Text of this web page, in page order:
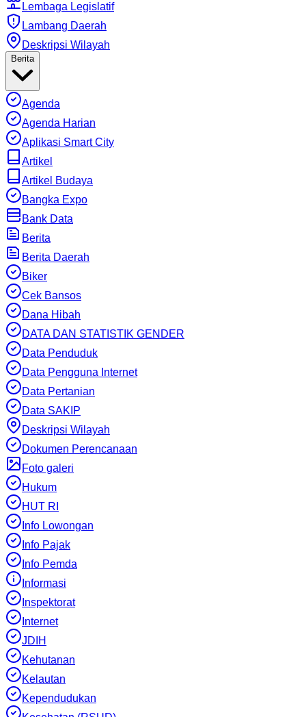
Lembaga Legislatif
Lambang Daerah
Deskripsi Wilayah
Berita
Agenda
Agenda Harian
Aplikasi Smart City
Artikel
Artikel Budaya
Bangka Expo
Bank Data
Berita
Berita Daerah
Biker
Cek Bansos
Dana Hibah
DATA DAN STATISTIK GENDER
Data Penduduk
Data Pengguna Internet
Data Pertanian
Data SAKIP
Deskripsi Wilayah
Dokumen Perencanaan
Foto galeri
Hukum
HUT RI
Info Lowongan
Info Pajak
Info Pemda
Informasi
Inspektorat
Internet
JDIH
Kehutanan
Kelautan
Kependudukan